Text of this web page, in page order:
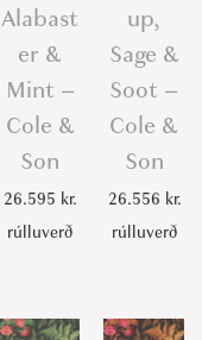
Alabast
er &
Mint –
Cole &
Son
26.595 kr.
rúlluverð
up,
Sage &
Soot –
Cole &
Son
26.556 kr.
rúlluverð